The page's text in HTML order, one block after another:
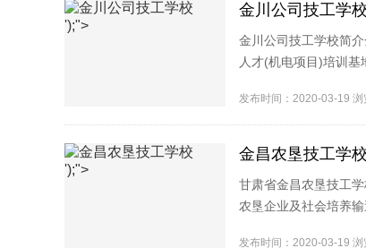
');">
金川公司技工学
金川公司技工学校简
人才(机电项目)培训
发布时间：2020-03-19
');">
金昌农垦技工学
甘肃省金昌农垦技工
农垦企业及社会培养
发布时间：2020-03-19